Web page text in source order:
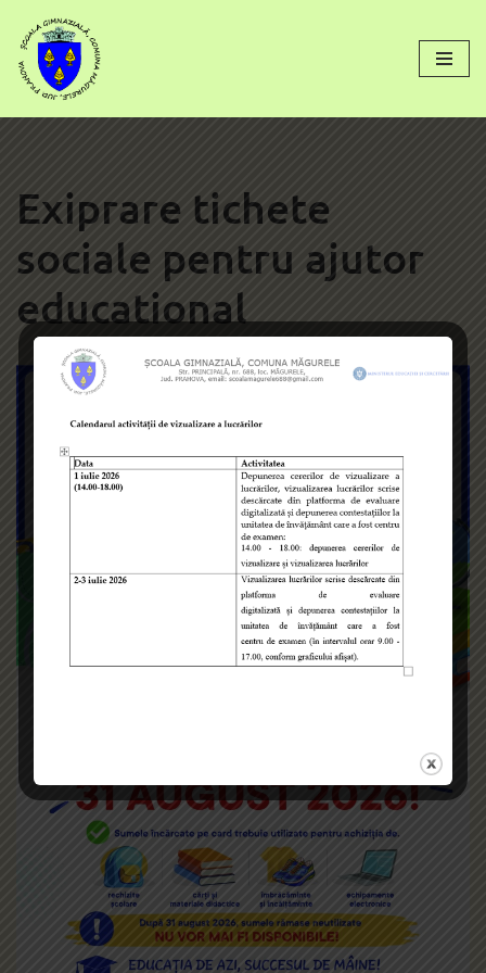
conținut
Sari
la
conținut
Exiprare tichete
sociale pentru ajutor
educational